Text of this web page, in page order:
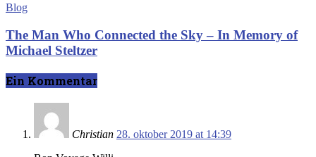
Blog
The Man Who Connected the Sky – In Memory of
Michael Steltzer
Ein Kommentar
Christian 28. oktober 2019 at 14:39